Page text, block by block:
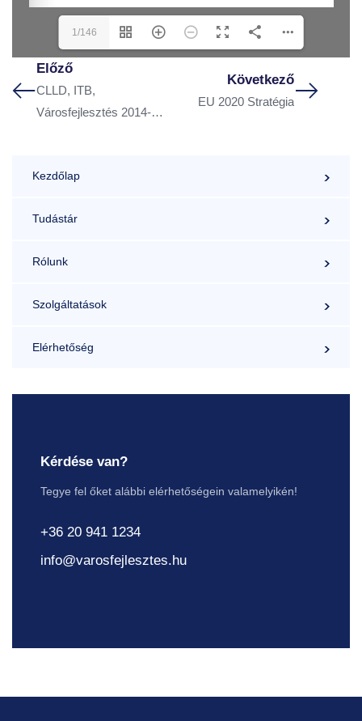
1/146
Előző
CLLD, ITB,
Városfejlesztés 2014-
Következő
EU 2020 Stratégia
Kezdőlap
Tudástár
Rólunk
Szolgáltatások
Elérhetőség
Kérdése van?
Tegye fel őket alábbi elérhetőségein valamelyikén!
+36 20 941 1234
info@varosfejlesztes.hu